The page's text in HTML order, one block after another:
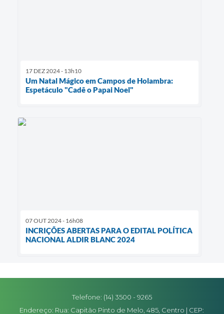
17 DEZ 2024 - 13h10
Um Natal Mágico em Campos de Holambra:
Espetáculo "Cadê o Papai Noel"
07 OUT 2024 - 16h08
INCRIÇÕES ABERTAS PARA O EDITAL POLÍTICA
NACIONAL ALDIR BLANC 2024
Telefone: (14) 3500 - 9265
Endereço: Rua: Capitão Pinto de Melo, 485, Centro | CEP: